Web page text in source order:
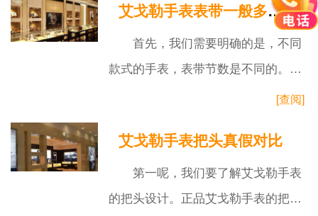
应手，
艾戈勒手表表带一般多少节
首先，我们需要明确的是，不同
款式的手表，表带节数是不同的。通
常来说，艾戈勒手表的表带是由金属
表带的
[查阅]
艾戈勒手表把头真假对比
第一呢，我们要了解艾戈勒手表
的把头设计。正品艾戈勒手表的把头